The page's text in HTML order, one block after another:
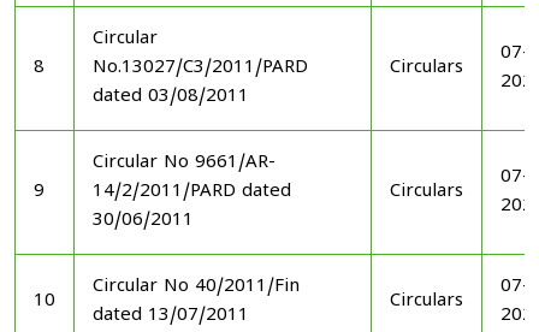
8
Circular
No.13027/C3/2011/PARD
dated 03/08/2011
Circulars
07-
9
Circular No 9661/AR-
14/2/2011/PARD dated
30/06/2011
Circulars
07-
10
Circular No 40/2011/Fin
dated 13/07/2011
Circulars
07-